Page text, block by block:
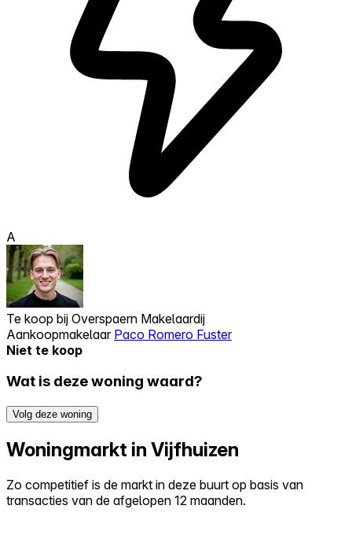
A
Te koop bij Overspaern Makelaardij
Aankoopmakelaar Paco Romero Fuster
Niet te koop
Wat is deze woning waard?
Volg deze woning
Woningmarkt in Vijfhuizen
Zo competitief is de markt in deze buurt op basis van
transacties van de afgelopen 12 maanden.